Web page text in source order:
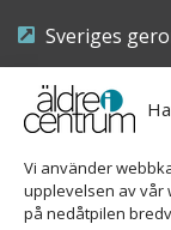
Vi använder
upplevelsen av vår
på nedåtpilen
Sveriges
demensvård
Nationellt